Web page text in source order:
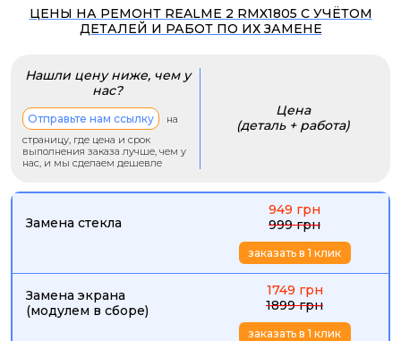
ЦЕНЫ НА РЕМОНТ REALME 2 RMX1805 С УЧЁТОМ
ДЕТАЛЕЙ И РАБОТ ПО ИХ ЗАМЕНЕ
Нашли цену ниже, чем у
нас?
Отправьте нам ссылку
на
страницу, где цена и срок
выполнения заказа лучше, чем у
нас, и мы сделаем дешевле
Цена
(деталь + работа)
Замена стекла
949 грн
999 грн
заказать в 1 клик
Замена экрана
(модулем в сборе)
1749 грн
1899 грн
заказать в 1 клик